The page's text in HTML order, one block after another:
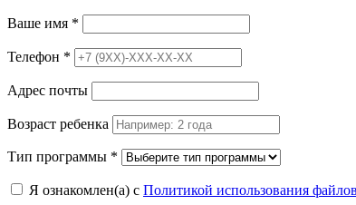
Ваше имя *
Телефон *
Адрес почты
Возраст ребенка
Тип программы *
Я ознакомлен(а) с Политикой использования